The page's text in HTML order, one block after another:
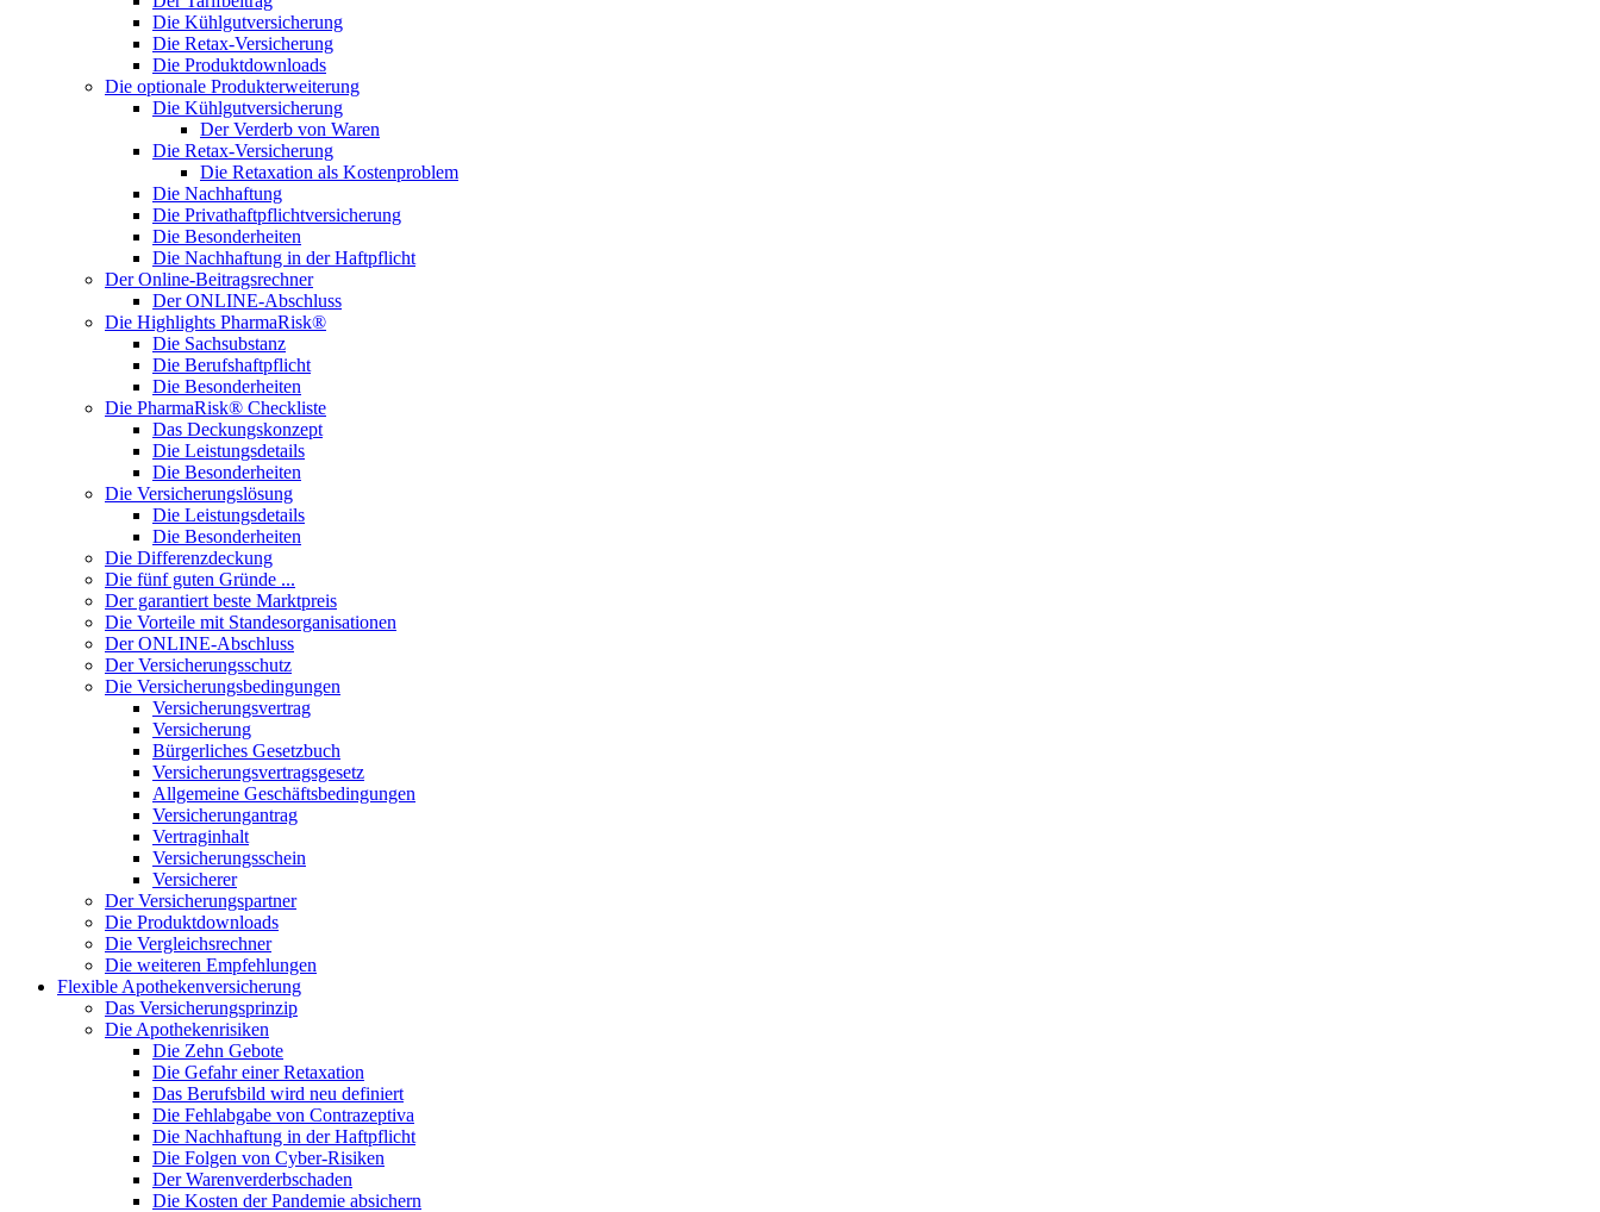
Die Kühlgutversicherung
Die Retax-Versicherung
Die Produktdownloads
Die optionale Produkterweiterung
Die Kühlgutversicherung
Der Verderb von Waren
Die Retax-Versicherung
Die Retaxation als Kostenproblem
Die Nachhaftung
Die Privathaftpflichtversicherung
Die Besonderheiten
Die Nachhaftung in der Haftpflicht
Der Online-Beitragsrechner
Der ONLINE-Abschluss
Die Highlights PharmaRisk®
Die Sachsubstanz
Die Berufshaftpflicht
Die Besonderheiten
Die PharmaRisk® Checkliste
Das Deckungskonzept
Die Leistungsdetails
Die Besonderheiten
Die Versicherungslösung
Die Leistungsdetails
Die Besonderheiten
Die Differenzdeckung
Die fünf guten Gründe ...
Der garantiert beste Marktpreis
Die Vorteile mit Standesorganisationen
Der ONLINE-Abschluss
Der Versicherungsschutz
Die Versicherungsbedingungen
Versicherungsvertrag
Versicherung
Bürgerliches Gesetzbuch
Versicherungsvertragsgesetz
Allgemeine Geschäftsbedingungen
Versicherungantrag
Vertraginhalt
Versicherungsschein
Versicherer
Der Versicherungspartner
Die Produktdownloads
Die Vergleichsrechner
Die weiteren Empfehlungen
Flexible Apothekenversicherung
Das Versicherungsprinzip
Die Apothekenrisiken
Die Zehn Gebote
Die Gefahr einer Retaxation
Das Berufsbild wird neu definiert
Die Fehlabgabe von Contrazeptiva
Die Nachhaftung in der Haftpflicht
Die Folgen von Cyber-Risiken
Der Warenverderbschaden
Die Kosten der Pandemie absichern